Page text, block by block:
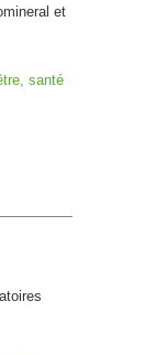
et
santé